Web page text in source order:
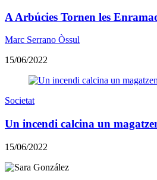
A Arbúcies Tornen les
Marc Serrano Òssul
15/06/2022
Societat
Un incendi calcina un
15/06/2022